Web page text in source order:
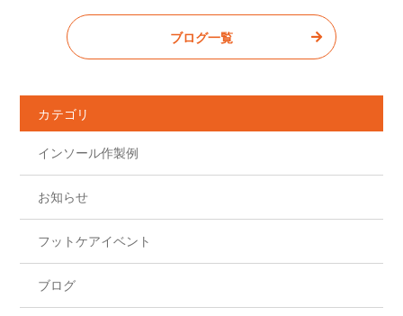
c
e
o
o
k
itt
er
e
ブログ一覧
カテゴリ
インソール作製例
お知らせ
フットケアイベント
ブログ